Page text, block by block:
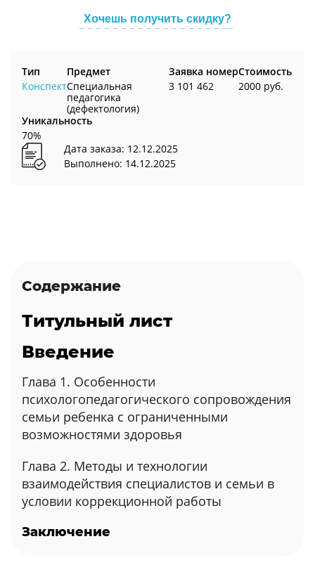
Хочешь получить скидку?
Тип
Конспект
Предмет
Специальная
педагогика
(дефектология)
Заявка номер
3 101 462
Стоимость
2000 руб.
Уникальность
70%
Дата заказа: 12.12.2025
Выполнено: 14.12.2025
Содержание
Титульный лист
Введение
Глава 1. Особенности
психологопедагогического сопровождения
семьи ребенка с ограниченными
возможностями здоровья
Глава 2. Методы и технологии
взаимодействия специалистов и семьи в
условии коррекционной работы
Заключение